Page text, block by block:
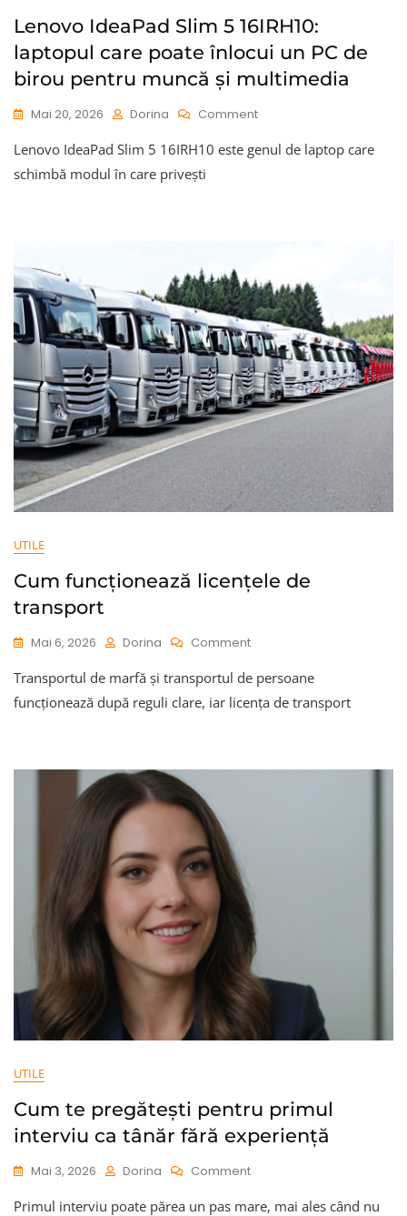
Lenovo IdeaPad Slim 5 16IRH10:
laptopul care poate înlocui un PC de
birou pentru muncă și multimedia
Mai 20, 2026 Dorina CommentOn
IdeaPad
Înlocui
Un
PC
De
Birou
Pentru
Muncă
Și
Multimedia
Lenovo IdeaPad Slim 5 16IRH10 este genul de laptop care
schimbă modul în care privești
UTILE
Cum funcționează licențele de
transport
Mai 6, 2026 Dorina CommentOn
Funcționează
Licențele
De
Transportul de marfă și transportul de persoane
funcționează după reguli clare, iar licența de transport
UTILE
Cum te pregătești pentru primul
interviu ca tânăr fără experiență
Mai 3, 2026 Dorina CommentOn
Te
Primul interviu poate părea un pas mare, mai ales când nu